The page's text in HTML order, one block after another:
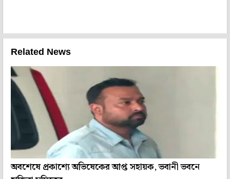
Related News
অবশেষে প্রকাশ্যে অভিষেকের আপ্ত সহায়ক, ভবানী ভবনে